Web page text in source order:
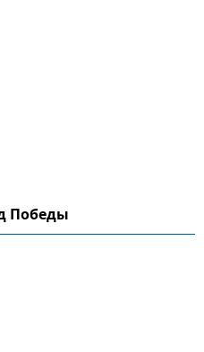
Победы